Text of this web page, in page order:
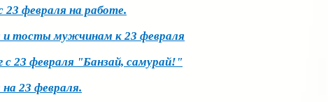
23 февраля на работе.
и тосты мужчинам к 23 февраля
с 23 февраля "Банзай, самурай!"
23 февраля.